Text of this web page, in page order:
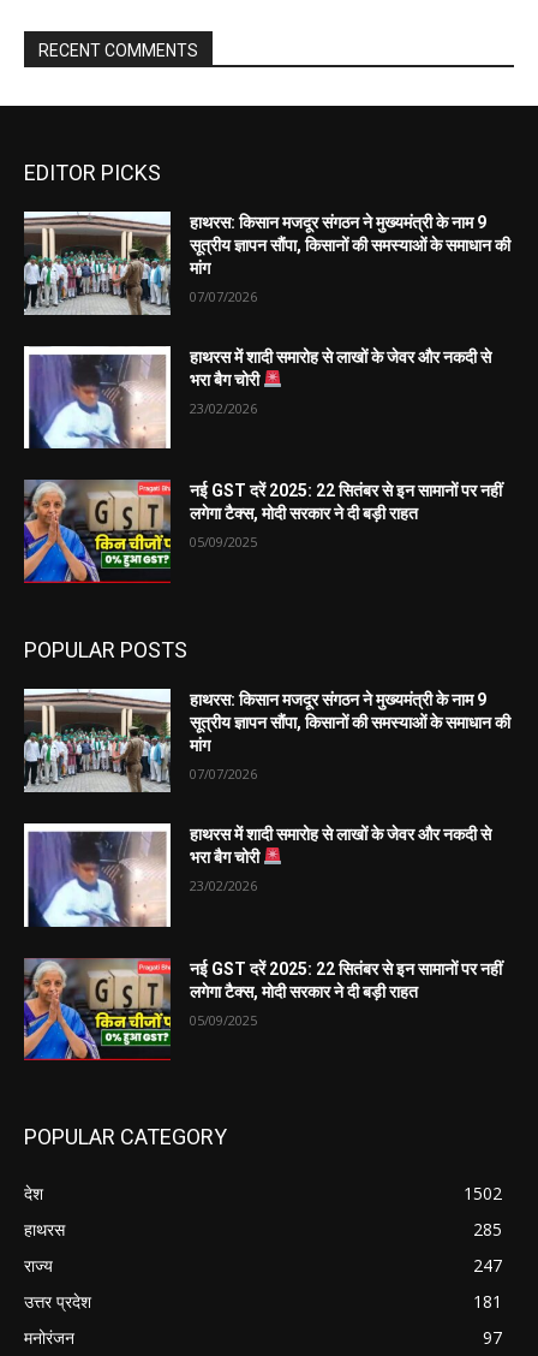
EDITOR PICKS
हाथरस: किसान मजदूर संगठन ने मुख्यमंत्री के नाम 9
सूत्रीय ज्ञापन सौंपा, किसानों की समस्याओं के समाधान की
मांग
07/07/2026
हाथरस में शादी समारोह से लाखों के जेवर और नकदी से
भरा बैग चोरी
23/02/2026
नई GST दरें 2025: 22 सितंबर से इन सामानों पर नहीं
लगेगा टैक्स, मोदी सरकार ने दी बड़ी राहत
05/09/2025
POPULAR POSTS
हाथरस: किसान मजदूर संगठन ने मुख्यमंत्री के नाम 9
सूत्रीय ज्ञापन सौंपा, किसानों की समस्याओं के समाधान की
मांग
07/07/2026
हाथरस में शादी समारोह से लाखों के जेवर और नकदी से
भरा बैग चोरी
23/02/2026
नई GST दरें 2025: 22 सितंबर से इन सामानों पर नहीं
लगेगा टैक्स, मोदी सरकार ने दी बड़ी राहत
05/09/2025
POPULAR CATEGORY
देश
1502
हाथरस
285
राज्य
247
उत्तर प्रदेश
181
मनोरंजन
97